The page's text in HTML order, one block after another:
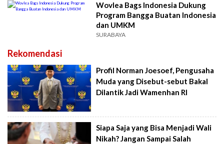
Wovlea Bags Indonesia Dukung
Program Bangga Buatan Indonesia
dan UMKM
SURABAYA
Rekomendasi
Profil Norman Joesoef, Pengusaha
Muda yang Disebut-sebut Bakal
Dilantik Jadi Wamenhan RI
Siapa Saja yang Bisa Menjadi Wali
Nikah? Jangan Sampai Salah